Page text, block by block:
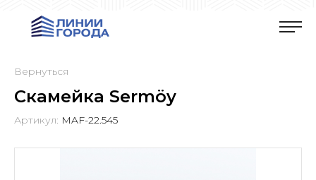
Вернуться
Скамейка Sermöy
Артикул: MAF-22.545